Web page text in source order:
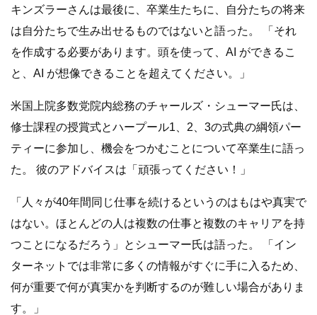
キンズラーさんは最後に、卒業生たちに、自分たちの将来
は自分たちで生み出せるものではないと語った。 「それ
を作成する必要があります。頭を使って、AI ができるこ
と、AI が想像できることを超えてください。」
米国上院多数党院内総務のチャールズ・シューマー氏は、
修士課程の授賞式とハープール1、2、3の式典の綱領パー
ティーに参加し、機会をつかむことについて卒業生に語っ
た。 彼のアドバイスは「頑張ってください！」
「人々が40年間同じ仕事を続けるというのはもはや真実で
はない。ほとんどの人は複数の仕事と複数のキャリアを持
つことになるだろう」とシューマー氏は語った。 「イン
ターネットでは非常に多くの情報がすぐに手に入るため、
何が重要で何が真実かを判断するのが難しい場合がありま
す。」